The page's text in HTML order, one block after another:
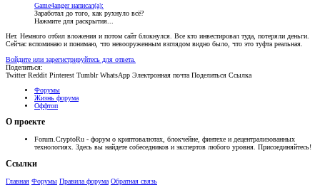
Game4anger написал(а):
Заработал до того, как рухнуло всё?
Нажмите для раскрытия...
Нет. Немного отбил вложения и потом сайт блокнулся. Все кто инвестировал туда, потеряли деньги.
Сейчас вспоминаю и понимаю, что невооруженным взглядом видно было, что это туфта реальная.
Войдите или зарегистрируйтесь для ответа.
Поделиться:
Twitter Reddit Pinterest Tumblr WhatsApp Электронная почта Поделиться Ссылка
Форумы
Жизнь форума
Оффтоп
О проекте
Forum.CryptoRu - форум о криптовалютах, блокчейне, финтехе и децентрализованных
технологиях. Здесь вы найдете собеседников и экспертов любого уровня. Присоединяйтесь!
Ссылки
Главная Форумы Правила форума Обратная связь